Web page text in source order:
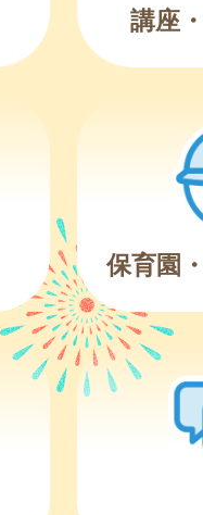
講座
保育園